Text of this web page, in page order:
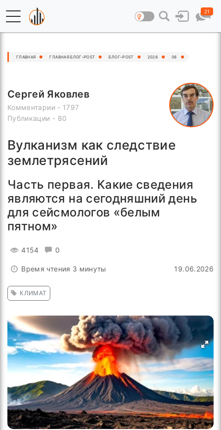
21
ГЛАВНАЯ ГЛАВНАЯ БЛОГ–POST БЛОГ–POST 2026 06
Сергей Яковлев
Комментарии - 1797
Публикации - 80
Вулканизм как следствие
землетрясений
Часть первая. Какие сведения
являются на сегодняшний день
для сейсмологов «белым
пятном»
4154 0
Время чтения 3 минуты 19.06.2026
КЛИМАТ